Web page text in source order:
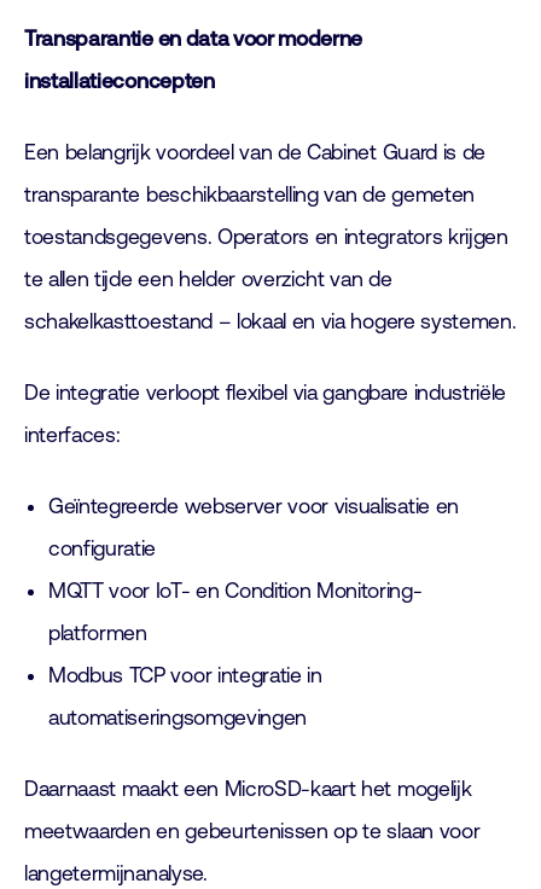
Transparantie en data voor moderne
installatieconcepten
Een belangrijk voordeel van de Cabinet Guard is de
transparante beschikbaarstelling van de gemeten
toestandsgegevens. Operators en integrators krijgen
te allen tijde een helder overzicht van de
schakelkasttoestand – lokaal en via hogere systemen.
De integratie verloopt flexibel via gangbare industriële
interfaces:
Geïntegreerde webserver voor visualisatie en
configuratie
MQTT voor IoT- en Condition Monitoring-
platformen
Modbus TCP voor integratie in
automatiseringsomgevingen
Daarnaast maakt een MicroSD-kaart het mogelijk
meetwaarden en gebeurtenissen op te slaan voor
langetermijnanalyse.